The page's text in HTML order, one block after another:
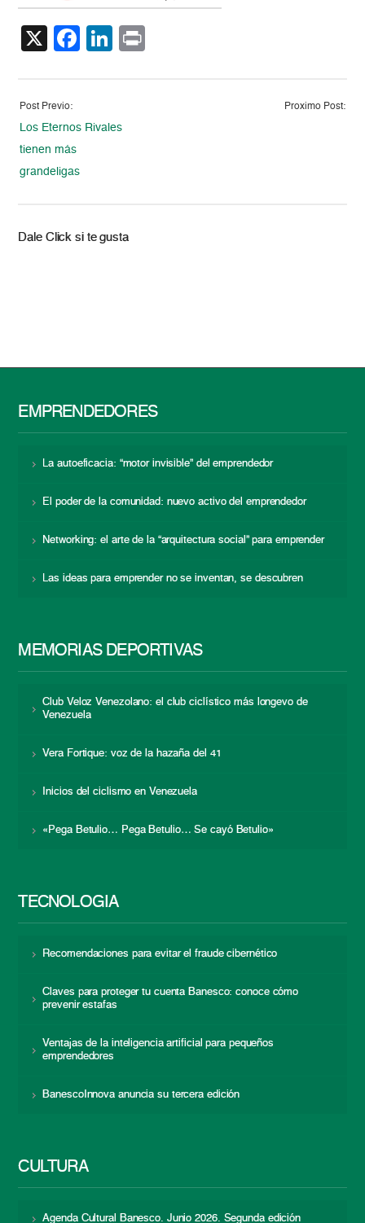
X Facebook
LinkedIn
Post Previo:
Los Eternos Rivales
tienen más
grandeligas
Proximo Post:
Dale Click si te gusta
EMPRENDEDORES
La autoeficacia: “motor invisible” del emprendedor
El poder de la comunidad: nuevo activo del emprendedor
Networking: el arte de la “arquitectura social” para emprender
Las ideas para emprender no se inventan, se descubren
MEMORIAS DEPORTIVAS
Club Veloz Venezolano: el club ciclístico más longevo de
Venezuela
Vera Fortique: voz de la hazaña del 41
Inicios del ciclismo en Venezuela
«Pega Betulio… Pega Betulio… Se cayó Betulio»
TECNOLOGÍA
Recomendaciones para evitar el fraude cibernético
Claves para proteger tu cuenta Banesco: conoce cómo
prevenir estafas
Ventajas de la inteligencia artificial para pequeños
emprendedores
BanescoInnova anuncia su tercera edición
CULTURA
Agenda Cultural Banesco. Junio 2026. Segunda edición